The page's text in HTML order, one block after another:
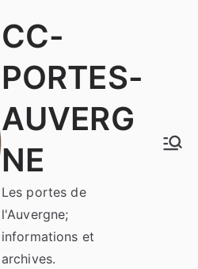
CC-
PORTES-
AUVERG
NE
Les portes de
l'Auvergne;
informations et
archives.